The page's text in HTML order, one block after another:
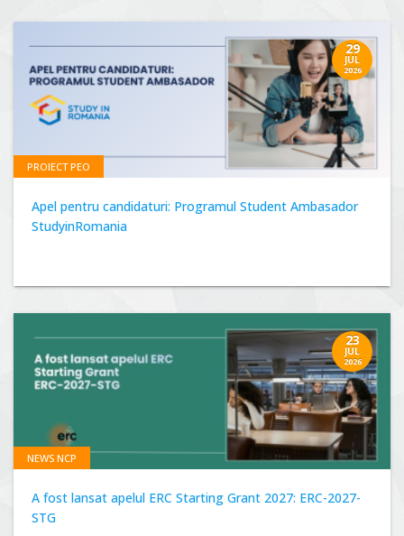
29
JUL
2026
PROIECT PEO
Apel pentru candidaturi: Programul Student Ambasador
StudyinRomania
23
JUL
2026
NEWS NCP
A fost lansat apelul ERC Starting Grant 2027: ERC-2027-
STG